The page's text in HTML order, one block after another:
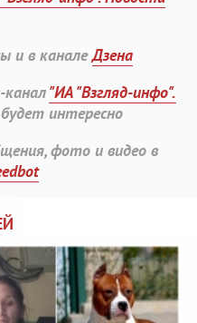
и в каналеДзена
"ИА "Взгляд-инфо".
интересно
фото и видео в